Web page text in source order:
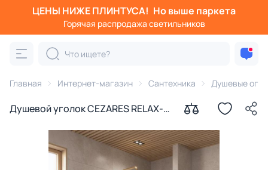
ЦЕНЫ НИЖЕ ПЛИНТУСА! Но выше паркета
Горячая распродажа светильников
Главная Интернет-магазин Сантехника Душевые
Душевой уголок CEZARES RELAX-
профиль золотой, стекло
прозрачное